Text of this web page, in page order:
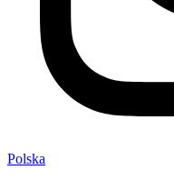
Polska